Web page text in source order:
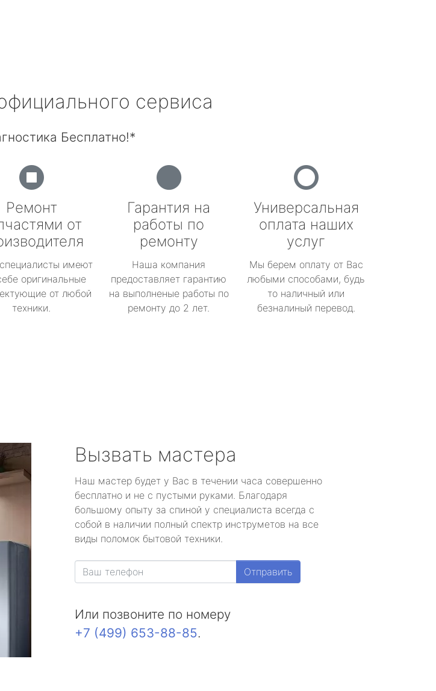
сервиса
Бесплатно!*
Ремонт
от
имеют
оригинальные
от любой
техники.
Гарантия на
работы по
ремонту
Наша компания
предоставляет гарантию
на выполненые работы по
ремонту до 2 лет.
Универсальная
оплата наших
услуг
Мы берем оплату от Вас
любыми способами, будь
то наличный или
безналиный перевод.
Вызвать мастера
Наш мастер будет у Вас в течении часа совершенно
бесплатно и не с пустыми руками. Благодаря
большому опыту за спиной у специалиста всегда с
собой в наличии полный спектр инструметов на все
виды поломок бытовой техники.
Отправить
Или позвоните по номеру
+7 (499) 653-88-85.